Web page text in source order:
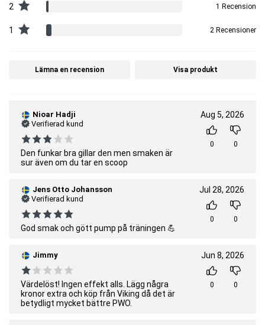
2 1 Recension
1 2 Recensioner
Lämna en recension Visa produkt
Nioar Hadji
Verifierad kund
Den funkar bra gillar den men smaken är
sur även om du tar en scoop
Aug 5, 2026
0 0
Jens Otto Johansson
Verifierad kund
God smak och gött pump på träningen 💪
Jul 28, 2026
0 0
Jimmy
Värdelöst! Ingen effekt alls. Lägg några
kronor extra och köp från Viking då det är
betydligt mycket bättre PWO.
Jun 8, 2026
0 0